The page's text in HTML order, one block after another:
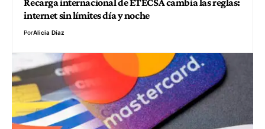
Recarga internacional de ETECSA cambia las reglas:
internet sin límites día y noche
PorAlicia Díaz